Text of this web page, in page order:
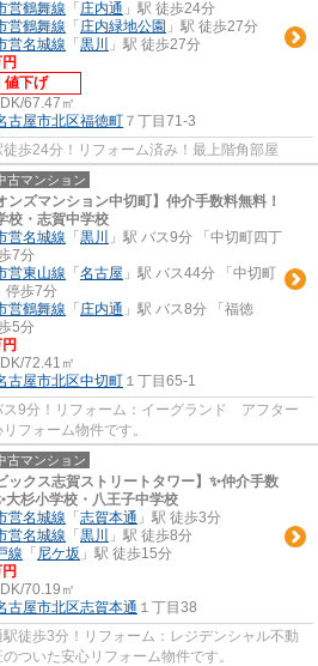
営鶴舞線 「 庄内通 」駅 徒歩24分
営鶴舞線 「 庄内緑地公園 」駅 徒歩27分
営名城線 「 黒川
」駅 徒歩27分
値下げ
67.47㎡
古屋市北区福徳町 ７丁目71-3
歩24分！リフォーム済み！最上階角部屋
古マンション
ンズマンション中切町】仲介手数料無料！
校・志賀中学校
営名城線 「 黒川
」駅 バス9分 「中切町四丁
7分
営東山線 「 名古屋 」駅 バス44分 「中切町
停歩7分
営鶴舞線 「 庄内通 」駅 バス8分 「福徳
5分
72.41㎡
古屋市北区中切町 １丁目65-1
ス9分！リフォーム：イーグランド アフター
フォーム物件です。
古マンション
ックス志賀ストリートタワー】✨️仲介手数
大杉小学校・八王子中学校
営名城線 「 志賀本通 」駅 徒歩3分
営名城線 「 黒川
」駅 徒歩8分
線 「 尼ケ坂 」駅 徒歩15分
70.19㎡
古屋市北区志賀本通 １丁目38
徒歩3分！リフォーム：レジデンシャル不動
ついた安心リフォーム物件です。